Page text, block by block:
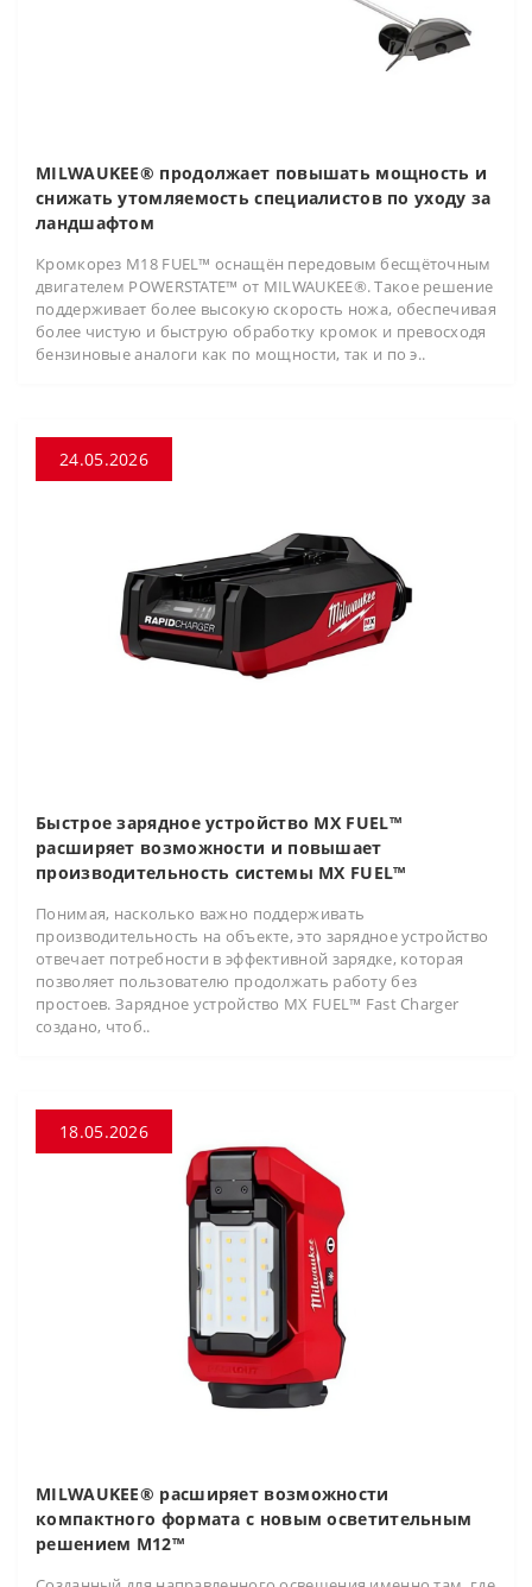
MILWAUKEE® продолжает повышать мощность и
снижать утомляемость специалистов по уходу за
ландшафтом
Кромкорез M18 FUEL™ оснащён передовым бесщёточным
двигателем POWERSTATE™ от MILWAUKEE®. Такое решение
поддерживает более высокую скорость ножа, обеспечивая
более чистую и быструю обработку кромок и превосходя
бензиновые аналоги как по мощности, так и по э..
24.05.2026
Быстрое зарядное устройство MX FUEL™
расширяет возможности и повышает
производительность системы MX FUEL™
Понимая, насколько важно поддерживать
производительность на объекте, это зарядное устройство
отвечает потребности в эффективной зарядке, которая
позволяет пользователю продолжать работу без
простоев. Зарядное устройство MX FUEL™ Fast Charger
создано, чтоб..
18.05.2026
MILWAUKEE® расширяет возможности
компактного формата с новым осветительным
решением M12™